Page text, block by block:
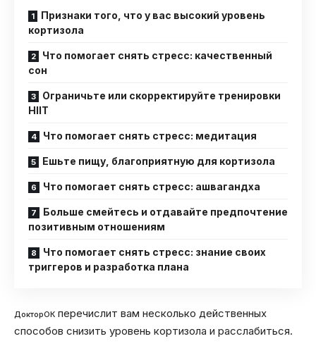
Признаки того, что у вас высокий уровень
кортизола
Что помогает снять стресс: качественный
сон
Ограничьте или скорректируйте тренировки
HIIT
Что помогает снять стресс: медитация
Ешьте пищу, благоприятную для кортизола
Что помогает снять стресс: ашвагандха
Больше смейтесь и отдавайте предпочтение
позитивным отношениям
Что помогает снять стресс: знание своих
триггеров и разработка плана
ДокторОК перечислит вам несколько действенных
способов снизить уровень кортизола и расслабиться.